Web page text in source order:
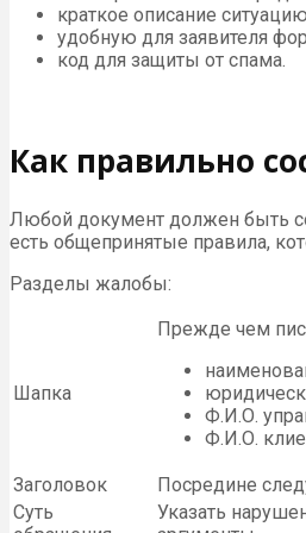
краткое описание
удобную для заявителя
код для защиты от спама.
Как правильно
Любой документ должен быть
есть общепринятые правила,
Разделы жалобы:
Шапка
Прежде чем
Ф.И.О.
Ф.И.О.
Заголовок
Посредине
Суть
Указать